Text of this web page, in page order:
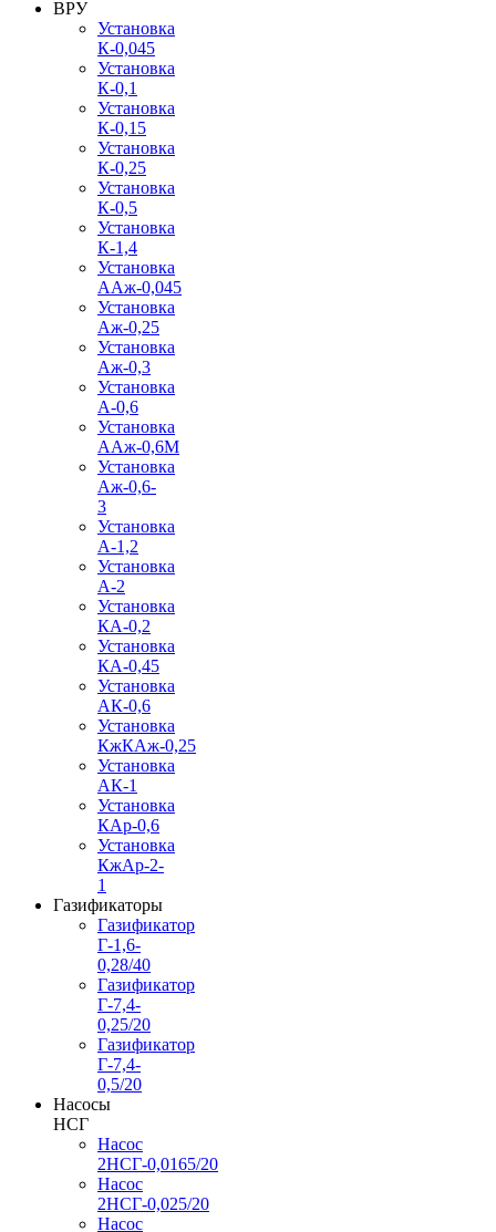
ВРУ
Установка
К-0,045
Установка
К-0,1
Установка
К-0,15
Установка
К-0,25
Установка
К-0,5
Установка
К-1,4
Установка
ААж-0,045
Установка
Аж-0,25
Установка
Аж-0,3
Установка
А-0,6
Установка
ААж-0,6М
Установка
Аж-0,6-
3
Установка
А-1,2
Установка
А-2
Установка
КА-0,2
Установка
КА-0,45
Установка
АК-0,6
Установка
КжКАж-0,25
Установка
АК-1
Установка
КАр-0,6
Установка
КжАр-2-
1
Газификаторы
Газификатор
Г-1,6-
0,28/40
Газификатор
Г-7,4-
0,25/20
Газификатор
Г-7,4-
0,5/20
Насосы
НСГ
Насос
2НСГ-0,0165/20
Насос
2НСГ-0,025/20
Насос